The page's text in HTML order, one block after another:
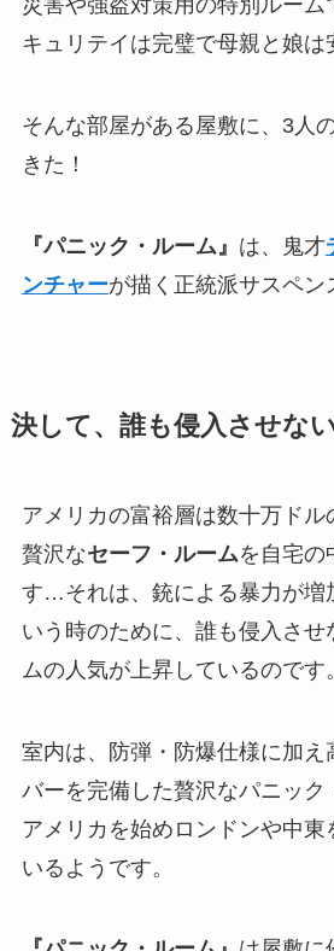
災害や強盗対策用の特別ルーム
キュリテイは完璧で母親と娘は
そんな部屋がある屋敷に、3人
きた！
『パニック・ルーム』 は、鬼才
ンチャーが描く正統派サスペン
決して、誰も侵入させな
アメリカの富裕層は数十万ドル
贅沢なセーフ・ルームを自宅の
す…それは、銃による暴力が増
いう時のために、誰も侵入させ
ムの人気が上昇しているのです。
室内は、防弾・防爆仕様に加え
バーを完備した贅沢なパニック
アメリカを始めロンドンや中東
いるようです。